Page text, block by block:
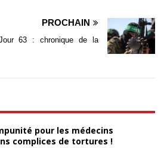
PROCHAIN
63 : chronique de la
pour les médecins
complices de tortures !